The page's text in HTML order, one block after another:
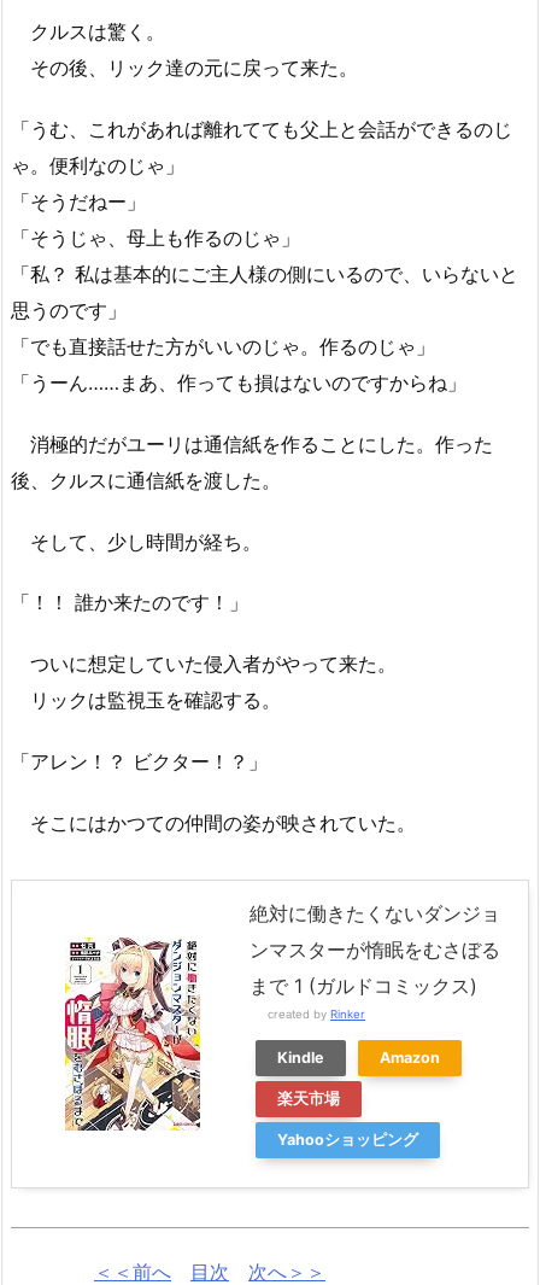
クルスは驚く。
その後、リック達の元に戻って来た。
「うむ、これがあれば離れてても父上と会話ができるのじ
ゃ。便利なのじゃ」
「そうだねー」
「そうじゃ、母上も作るのじゃ」
「私？ 私は基本的にご主人様の側にいるので、いらないと
思うのです」
「でも直接話せた方がいいのじゃ。作るのじゃ」
「うーん……まあ、作っても損はないのですからね」
消極的だがユーリは通信紙を作ることにした。作った
後、クルスに通信紙を渡した。
そして、少し時間が経ち。
「！！ 誰か来たのです！」
ついに想定していた侵入者がやって来た。
リックは監視玉を確認する。
「アレン！？ ビクター！？」
そこにはかつての仲間の姿が映されていた。
絶対に働きたくないダンジョ
ンマスターが惰眠をむさぼる
まで 1 (ガルドコミックス)
created by Rinker
Kindle Amazon
楽天市場
Yahooショッピング
＜＜前へ 目次 次へ＞＞